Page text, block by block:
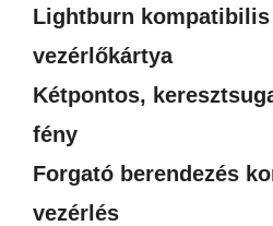
Lightburn
vezérlőkártya
Kétpontos,
fény
Forgató berendezés
vezérlés